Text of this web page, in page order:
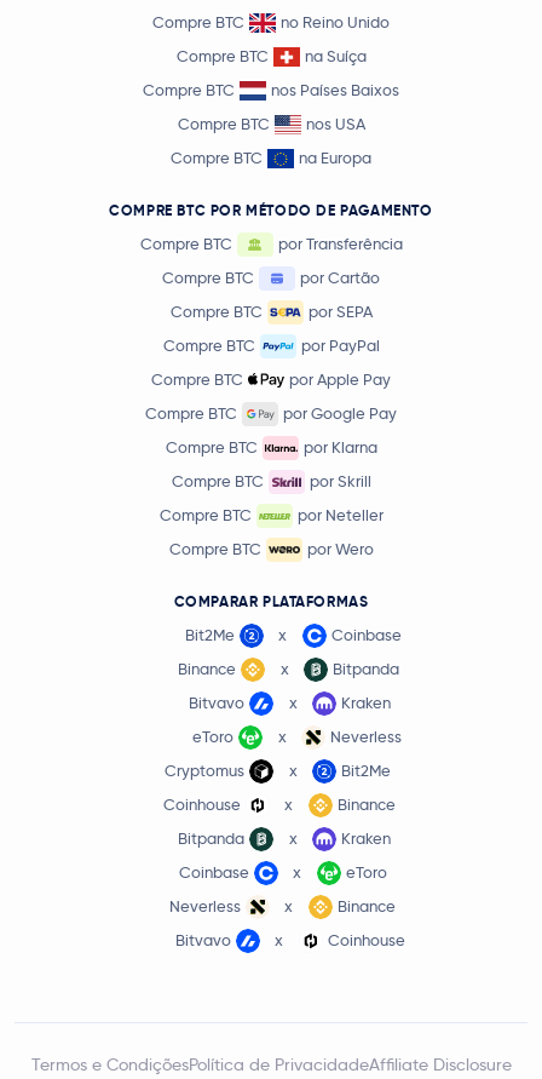
Compre BTC
no Reino Unido
Compre BTC
na Suíça
Compre BTC
nos Países Baixos
Compre BTC
nos USA
Compre BTC
na Europa
COMPRE BTC POR MÉTODO DE PAGAMENTO
Compre BTC
por Transferência
Compre BTC
por Cartão
Compre BTC
por SEPA
Compre BTC
por PayPal
Compre BTC
por Apple Pay
Compre BTC
por Google Pay
Compre BTC
por Klarna
Compre BTC
por Skrill
Compre BTC
por Neteller
Compre BTC
por Wero
COMPARAR PLATAFORMAS
Bit2Me x
Coinbase
Binance
x
Bitpanda
Bitvavo
x
Kraken
eToro
x
Neverless
Cryptomus
x
Bit2Me
Coinhouse
x
Binance
Bitpanda
x
Kraken
Coinbase
x
eToro
Neverless
x
Binance
Bitvavo
x Coinhouse
Termos e CondiçõesPolítica de PrivacidadeAffiliate Disclosure